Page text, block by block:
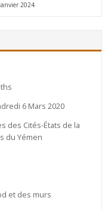
2024
6 Mars 2020
des Cités-États de la
du Yémen
et des murs